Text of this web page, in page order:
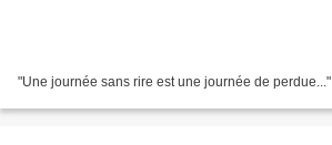
"Une journée sans rire est une journée de perdue..."